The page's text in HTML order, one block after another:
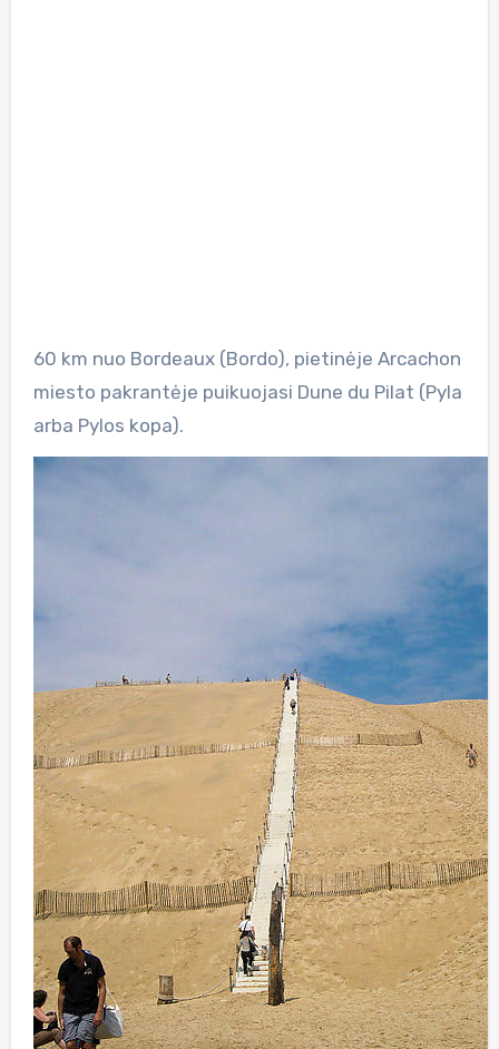
60 km nuo Bordeaux (Bordo), pietinėje Arcachon
miesto pakrantėje puikuojasi Dune du Pilat (Pyla
arba Pylos kopa).